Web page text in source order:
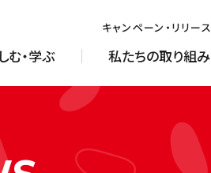
キャンペーン・リリース
む・学ぶ 私たちの取り組み